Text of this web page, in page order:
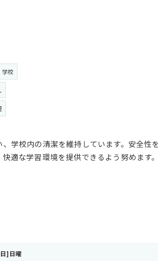
学校
学校内の清潔を維持しています。安全
適な学習環境を提供できるよう努めます。
]日曜